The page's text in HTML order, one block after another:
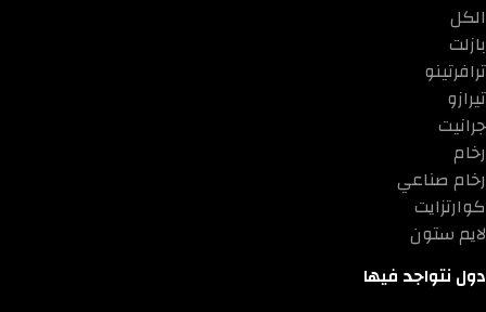
الكل
بازلت
ترافرتينو
تيرازو
جرانيت
رخام
رخام صناعي
كوارتزايت
لايم ستون
دول نتواجد فيها